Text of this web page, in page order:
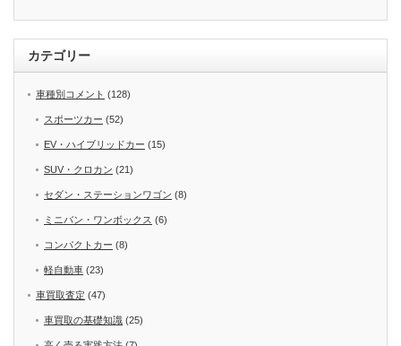
カテゴリー
車種別コメント (128)
スポーツカー (52)
EV・ハイブリッドカー (15)
SUV・クロカン (21)
セダン・ステーションワゴン (8)
ミニバン・ワンボックス (6)
コンパクトカー (8)
軽自動車 (23)
車買取査定 (47)
車買取の基礎知識 (25)